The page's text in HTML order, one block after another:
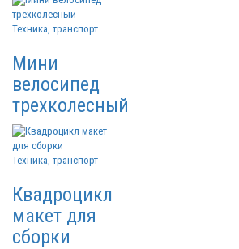
Техника, транспорт
Мини
велосипед
трехколесный
Техника, транспорт
Квадроцикл
макет для
сборки